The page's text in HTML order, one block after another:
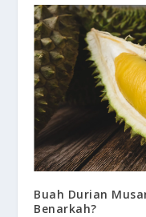
Buah Durian
Benarkah?